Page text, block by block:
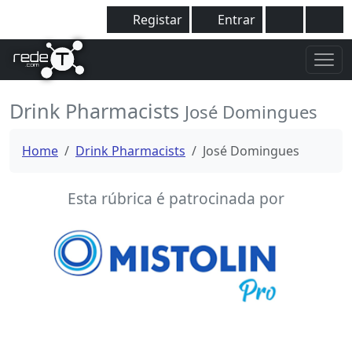
Registar Entrar
Drink Pharmacists José Domingues
Home Drink Pharmacists José Domingues
Esta rúbrica é patrocinada por